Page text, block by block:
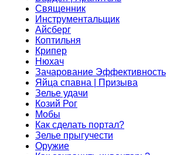
Священник
Инструментальщик
Айсберг
Коптильня
Крипер
Нюхач
Зачарование Эффективность
Яйца спавна | Призыва
Зелье удачи
Козий Рог
Мобы
Как сделать портал?
Зелье прыгучести
Оружие